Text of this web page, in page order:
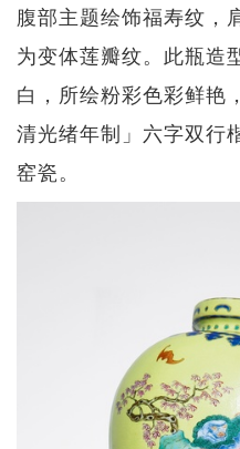
腹部主题绘饰福寿纹，
为变体莲瓣纹。此瓶造
白，所绘粉彩色彩鲜艳
清光绪年制」六字双行
窑瓷。